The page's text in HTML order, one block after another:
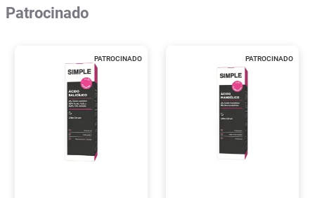
Patrocinado
PATROCINADO PATROCINADO